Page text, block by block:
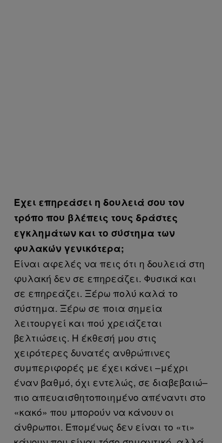
Έχει επηρεάσει η δουλειά σου τον
τρόπο που βλέπεις τους δράστες
εγκλημάτων και το σύστημα των
φυλακών γενικότερα;
Είναι αφελές να πεις ότι η δουλειά στη
φυλακή δεν σε επηρεάζει. Φυσικά και
σε επηρεάζει. Ξέρω πολύ καλά το
σύστημα. Ξέρω σε ποια σημεία
λειτουργεί και πού χρειάζεται
βελτιώσεις. Η έκθεσή μου στις
χειρότερες δυνατές ανθρώπινες
συμπεριφορές με έχει κάνει –μέχρι
έναν βαθμό, όχι εντελώς, σε διαβεβαιώ–
πιο απευαισθητοποιημένο απέναντι στο
«κακό» που μπορούν να κάνουν οι
άνθρωποι. Επομένως δεν είναι το «τι»